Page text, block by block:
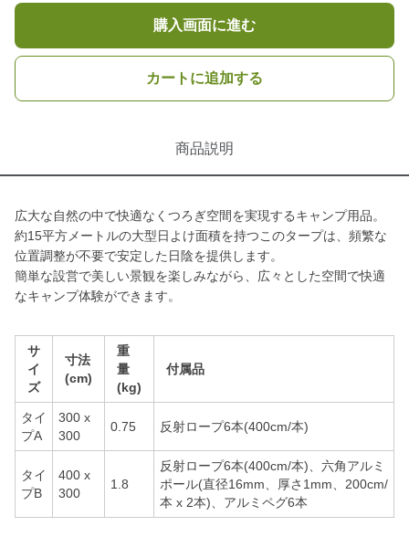
購入画面に進む
カートに追加する
商品説明
広大な自然の中で快適なくつろぎ空間を実現するキャンプ用品。
約15平方メートルの大型日よけ面積を持つこのタープは、頻繁な
位置調整が不要で安定した日陰を提供します。
簡単な設営で美しい景観を楽しみながら、広々とした空間で快適
なキャンプ体験ができます。
サ
イ
ズ
寸法
(cm)
重
量
(kg)
付属品
タイ
プA
300 x
300
0.75 反射ロープ6本(400cm/本)
タイ
プB
400 x
300
1.8
反射ロープ6本(400cm/本)、六角アルミ
ポール(直径16mm、厚さ1mm、200cm/
本 x 2本)、アルミペグ6本